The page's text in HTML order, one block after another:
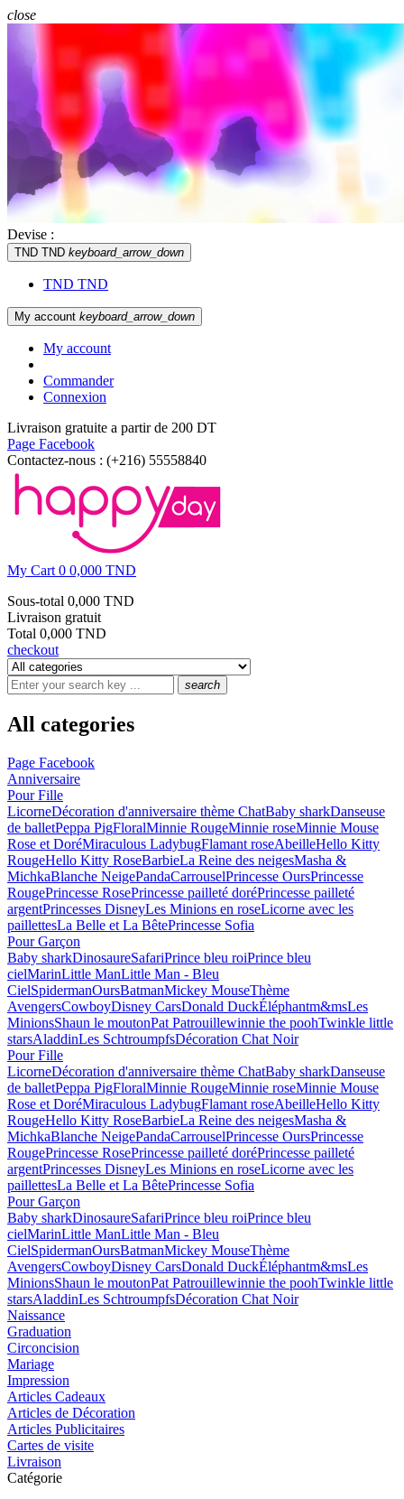
close
Devise :
TND TND keyboard_arrow_down
TND TND
My account keyboard_arrow_down
My account
Commander
Connexion
Livraison gratuite a partir de 200 DT
Page Facebook
Contactez-nous : (+216) 55558840
My Cart 0 0,000 TND
Sous-total 0,000 TND
Livraison gratuit
Total 0,000 TND
checkout
search
All categories
Page Facebook
Anniversaire
Pour Fille
LicorneDécoration d'anniversaire thème ChatBaby sharkDanseuse
de balletPeppa PigFloralMinnie RougeMinnie roseMinnie Mouse
Rose et DoréMiraculous LadybugFlamant roseAbeilleHello Kitty
RougeHello Kitty RoseBarbieLa Reine des neigesMasha &
MichkaBlanche NeigePandaCarrouselPrincesse OursPrincesse
RougePrincesse RosePrincesse pailleté doréPrincesse pailleté
argentPrincesses DisneyLes Minions en roseLicorne avec les
paillettesLa Belle et La BêtePrincesse Sofia
Pour Garçon
Baby sharkDinosaureSafariPrince bleu roiPrince bleu
cielMarinLittle ManLittle Man - Bleu
CielSpidermanOursBatmanMickey MouseThème
AvengersCowboyDisney CarsDonald DuckÉléphantm&msLes
MinionsShaun le moutonPat Patrouillewinnie the poohTwinkle little
starsAladdinLes SchtroumpfsDécoration Chat Noir
Pour Fille
LicorneDécoration d'anniversaire thème ChatBaby sharkDanseuse
de balletPeppa PigFloralMinnie RougeMinnie roseMinnie Mouse
Rose et DoréMiraculous LadybugFlamant roseAbeilleHello Kitty
RougeHello Kitty RoseBarbieLa Reine des neigesMasha &
MichkaBlanche NeigePandaCarrouselPrincesse OursPrincesse
RougePrincesse RosePrincesse pailleté doréPrincesse pailleté
argentPrincesses DisneyLes Minions en roseLicorne avec les
paillettesLa Belle et La BêtePrincesse Sofia
Pour Garçon
Baby sharkDinosaureSafariPrince bleu roiPrince bleu
cielMarinLittle ManLittle Man - Bleu
CielSpidermanOursBatmanMickey MouseThème
AvengersCowboyDisney CarsDonald DuckÉléphantm&msLes
MinionsShaun le moutonPat Patrouillewinnie the poohTwinkle little
starsAladdinLes SchtroumpfsDécoration Chat Noir
Naissance
Graduation
Circoncision
Mariage
Impression
Articles Cadeaux
Articles de Décoration
Articles Publicitaires
Cartes de visite
Livraison
Catégorie